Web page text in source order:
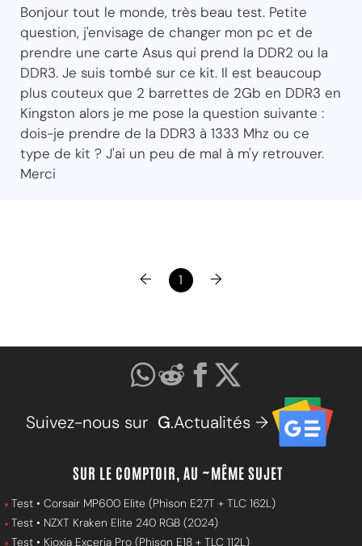
Bonjour tout le monde, très beau test. Petite
question, j'envisage de changer mon pc et de
prendre une carte Asus qui prend la DDR2 ou la
DDR3. Je suis tombé sur ce kit. Il est beaucoup
plus couteux que 2 barrettes de 2Gb en DDR3 en
Kingston alors je me pose la question suivante :
dois-je prendre de la DDR3 à 1333 Mhz ou ce
type de kit ? J'ai un peu de mal à m'y retrouver.
Merci
← 1 →
Suivez-nous sur G.Actualités →
SUR LE COMPTOIR, AU ~MÊME SUJET
Test • Corsair MP600 Elite (Phison E27T + TLC 162L)
Test • NZXT Kraken Elite 240 RGB (2024)
Test • Kioxia Exceria Pro (Phison E18 + TLC 112L)